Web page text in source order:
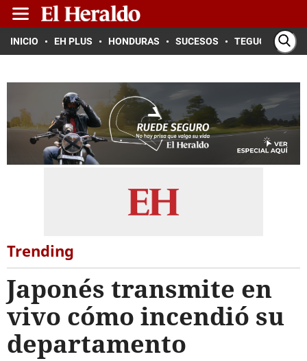
INICIO EH PLUS HONDURAS SUCESOS TEGUCIGALPA
Trending
Japonés transmite en
vivo cómo incendió su
departamento